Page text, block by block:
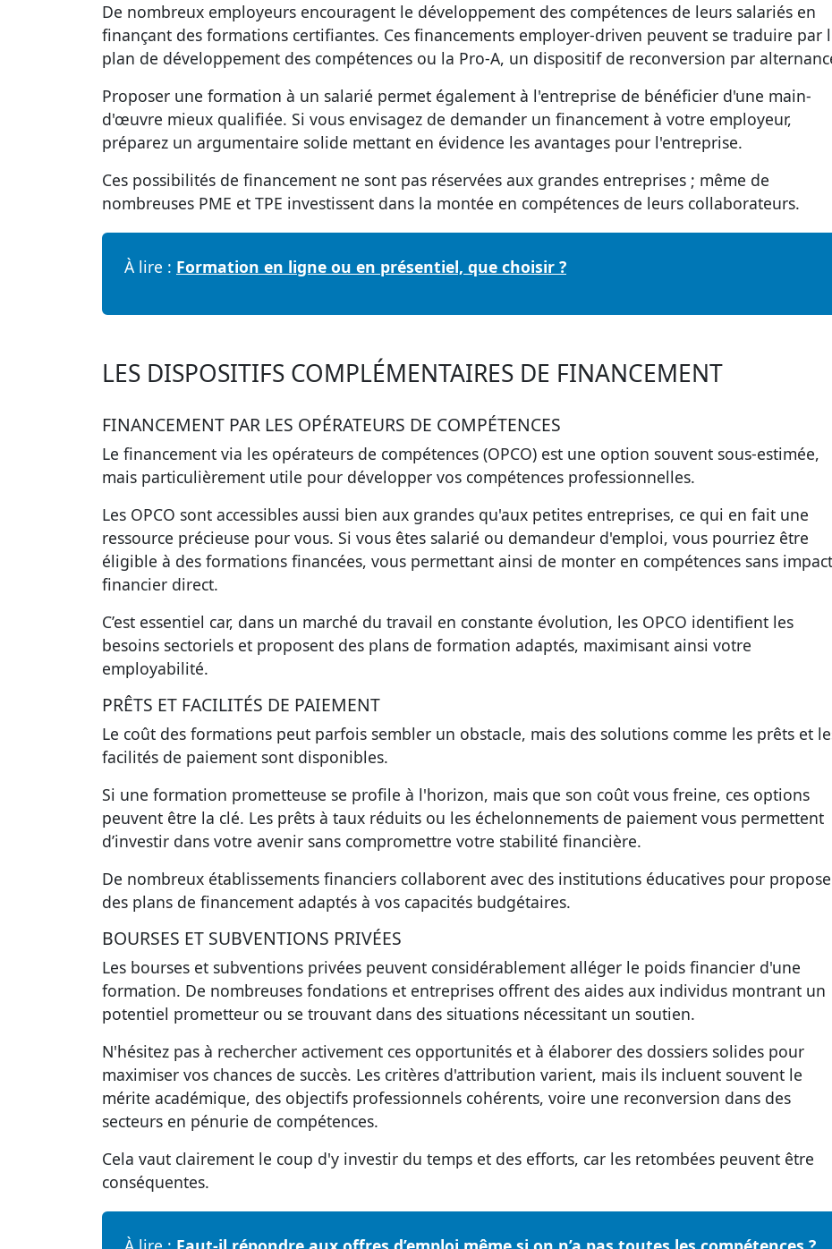
De nombreux employeurs encouragent le développement des compétences de leurs salariés en
finançant des formations certifiantes. Ces financements employer-driven peuvent se traduire par
plan de développement des compétences ou la Pro-A, un dispositif de reconversion par
Proposer une formation à un salarié permet également à l'entreprise de bénéficier d'une main-
d'œuvre mieux qualifiée. Si vous envisagez de demander un financement à votre employeur,
préparez un argumentaire solide mettant en évidence les avantages pour l'entreprise.
Ces possibilités de financement ne sont pas réservées aux grandes entreprises ; même de
nombreuses PME et TPE investissent dans la montée en compétences de leurs collaborateurs.
À lire : Formation en ligne ou en présentiel, que choisir ?
LES DISPOSITIFS COMPLÉMENTAIRES DE FINANCEMENT
FINANCEMENT PAR LES OPÉRATEURS DE COMPÉTENCES
Le financement via les opérateurs de compétences (OPCO) est une option souvent sous-estimée,
mais particulièrement utile pour développer vos compétences professionnelles.
Les OPCO sont accessibles aussi bien aux grandes qu'aux petites entreprises, ce qui en fait une
ressource précieuse pour vous. Si vous êtes salarié ou demandeur d'emploi, vous pourriez être
éligible à des formations financées, vous permettant ainsi de monter en compétences sans impact
financier direct.
C’est essentiel car, dans un marché du travail en constante évolution, les OPCO identifient les
besoins sectoriels et proposent des plans de formation adaptés, maximisant ainsi votre
employabilité.
PRÊTS ET FACILITÉS DE PAIEMENT
Le coût des formations peut parfois sembler un obstacle, mais des solutions comme les prêts et
facilités de paiement sont disponibles.
Si une formation prometteuse se profile à l'horizon, mais que son coût vous freine, ces options
peuvent être la clé. Les prêts à taux réduits ou les échelonnements de paiement vous permettent
d’investir dans votre avenir sans compromettre votre stabilité financière.
De nombreux établissements financiers collaborent avec des institutions éducatives pour
des plans de financement adaptés à vos capacités budgétaires.
BOURSES ET SUBVENTIONS PRIVÉES
Les bourses et subventions privées peuvent considérablement alléger le poids financier d'une
formation. De nombreuses fondations et entreprises offrent des aides aux individus montrant un
potentiel prometteur ou se trouvant dans des situations nécessitant un soutien.
N'hésitez pas à rechercher activement ces opportunités et à élaborer des dossiers solides pour
maximiser vos chances de succès. Les critères d'attribution varient, mais ils incluent souvent le
mérite académique, des objectifs professionnels cohérents, voire une reconversion dans des
secteurs en pénurie de compétences.
Cela vaut clairement le coup d'y investir du temps et des efforts, car les retombées peuvent être
conséquentes.